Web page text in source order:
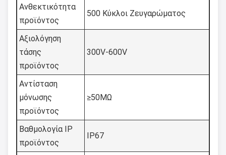
Ανθεκτικότητα
προϊόντος
500 Κύκλοι Ζευγαρώματος
Αξιολόγηση
τάσης
προϊόντος
300V-600V
Αντίσταση
μόνωσης
προϊόντος
≥50MΩ
Βαθμολογία IP
προϊόντος
IP67